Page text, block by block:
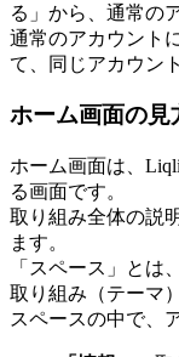
る」から、通常の
通常のアカウント
て、同じアカウン
ホーム画面の見
ホーム画面は、
る画面です。
取り組み全体の説
ます。
「スペース」とは
取り組み（テーマ
スペースの中で、